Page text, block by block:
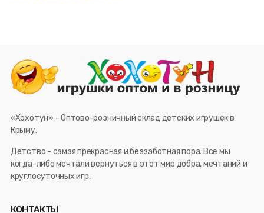
«Хохотун» - Оптово-розничный склад детских игрушек в
Крыму.
Детство - самая прекрасная и беззаботная пора. Все мы
когда-либо мечтали вернуться в этот мир добра, мечтаний и
круглосуточных игр.
КОНТАКТЫ